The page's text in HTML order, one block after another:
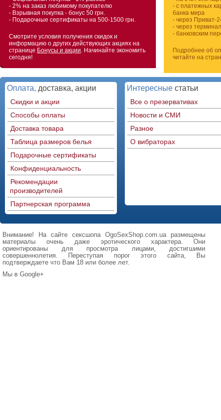
- 2% на заказ любимому покупателю
- Взрывная покупка - бонус 50 грн.
- Подарочные сертификаты на 500-1500 грн.
Смотрите условия получения скидок и
информацию о других действующих акциях на
странице Бонусы и акции. Начинайте экономить
сегодня!
- с платежных
банка мира
- через Приват-
- через
- банковским
Подробнее об
читайте на
Оплата, доставка, акции
Скидки и акции
Способы оплаты
Доставка товара
Таблица размеров белья
Подарочные сертификаты
Конфиденциальность
Рекомендации
производителей
Партнерская программа
Интересные статьи
Все о презервативах
Новости и СМИ
Разное
О вибраторах
Внимание! На сайте сексшопа OgoSexShop.com.ua размещены
материалы очень даже эротического характера. Они
ориентированы для просмотра лицами, достигшими
совершеннолетия. Переступая порог этого сайта, Вы
подтверждаете что Вам 18 или более лет.
Мы в Google+